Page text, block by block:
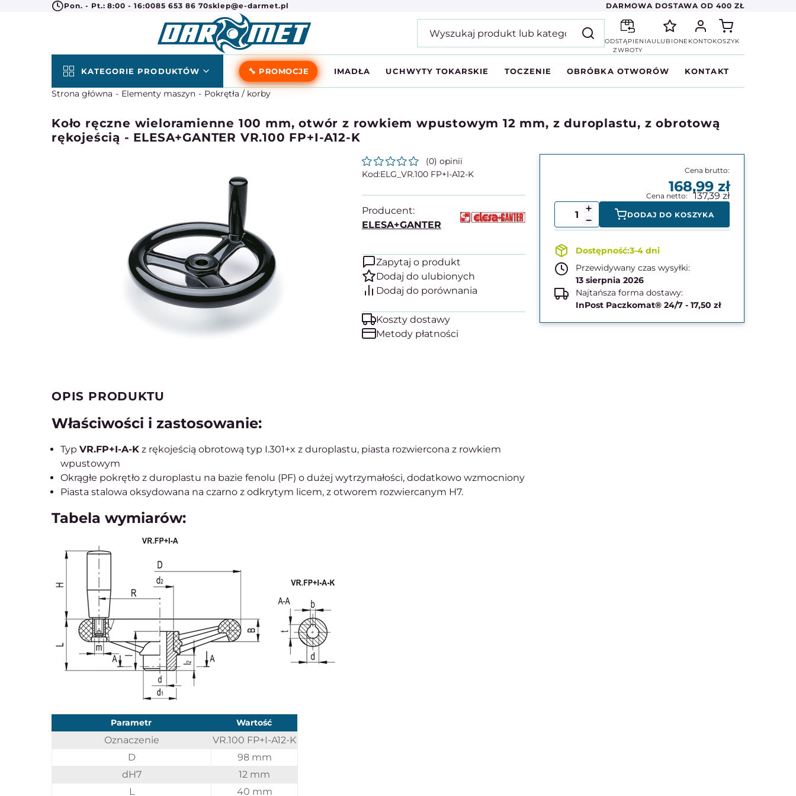
Pon. - Pt.: 8:00 - 16:0085 653 86 70sklep@e-darmet.pl DARMOWA DOSTAWA OD 400 ZŁ
ODSTĄPIENIA
ZWROTY
ULUBIONE KONTOKOSZYK
KATEGORIE PRODUKTÓW 🔧 PROMOCJE IMADŁA UCHWYTY TOKARSKIE TOCZENIE OBRÓBKA OTWORÓW KONTAKT
Strona główna Elementy maszyn Pokrętła / korby
Koło ręczne wieloramienne 100 mm, otwór z rowkiem wpustowym 12 mm, z duroplastu, z obrotową
rękojeścią - ELESA+GANTER VR.100 FP+I-A12-K
(0) opinii
ELG_VR.100 FP+I-A12-K
Producent:
ELESA+GANTER
Zapytaj o produkt
Koszty dostawy
Metody płatności
168,99
137,39
DODAJ DO KOSZYKA
3-4 dni
Przewidywany czas wysyłki:
13 sierpnia 2026
Najtańsza forma dostawy:
InPost Paczkomat® 24/7 - 17,50 zł
OPIS PRODUKTU
Właściwości i zastosowanie:
Typ VR.FP+I-A-K z rękojeścią obrotową typ I.301+x z duroplastu, piasta rozwiercona z rowkiem
wpustowym
Okrągłe pokrętło z duroplastu na bazie fenolu (PF) o dużej wytrzymałości, dodatkowo wzmocniony
Piasta stalowa oksydowana na czarno z odkrytym licem, z otworem rozwiercanym H7.
Tabela wymiarów:
Parametr Wartość
Oznaczenie
VR.100 FP+I-A12-K
D
98 mm
dH7
12 mm
L
40 mm